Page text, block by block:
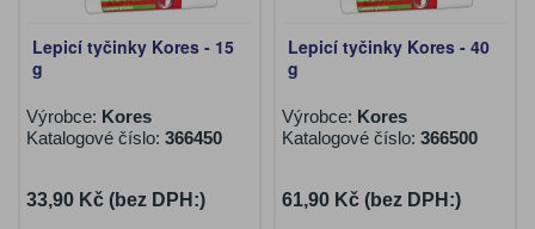
Lepicí tyčinky Kores - 15
g
Výrobce: Kores
Katalogové číslo: 366450
33,90 Kč (bez DPH:)
Lepicí tyčinky Kores - 40
g
Výrobce: Kores
Katalogové číslo: 366500
61,90 Kč (bez DPH:)